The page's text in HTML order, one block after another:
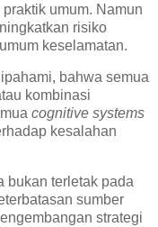
umum. Namun
risiko
keselamatan.
bahwa semua
kombinasi
cognitive systems
kesalahan
bukan terletak pada
sumber
strategi